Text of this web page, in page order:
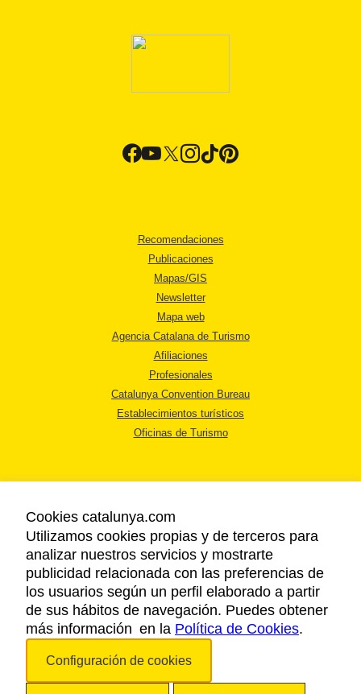
Recomendaciones
Publicaciones
Mapas/GIS
Newsletter
Mapa web
Agencia Catalana de Turismo
Afiliaciones
Profesionales
Catalunya Convention Bureau
Establecimientos turísticos
Oficinas de Turismo
AVISO LEGAL
POLÍTICA DE PRIVACIDAD
COOKIES
ACCESSIBILIDAD
Copyright © 2026. Agencia Catalana de Turismo. Todos los derechos
Cookies catalunya.com
Utilizamos cookies propias y de terceros para
analizar nuestros servicios y mostrarte
publicidad relacionada con las preferencias de
los usuarios según un perfil elaborado a partir
de sus hábitos de navegación. Puedes obtener
más información en la Política de Cookies.
Configuración de cookies